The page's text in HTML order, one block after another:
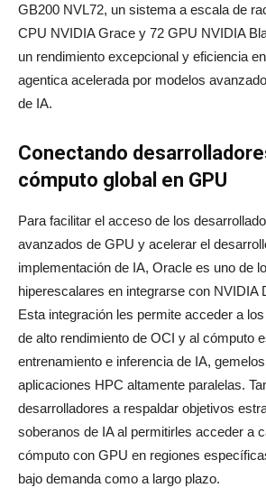
GB200 NVL72, un sistema a escala de
CPU NVIDIA Grace y 72 GPU NVIDIA
un rendimiento excepcional y eficiencia
agentica acelerada por modelos
de IA.
Conectando
cómputo global en GPU
Para facilitar el acceso de los
avanzados de GPU y acelerar el
implementación de IA, Oracle es uno de
hiperescalares en integrarse con NVIDIA
Esta integración les permite acceder a
de alto rendimiento de OCI y al cómputo
entrenamiento e inferencia de IA,
aplicaciones HPC altamente paralelas.
desarrolladores a respaldar objetivos
soberanos de IA al permitirles acceder a
cómputo con GPU en regiones
bajo demanda como a largo plazo.